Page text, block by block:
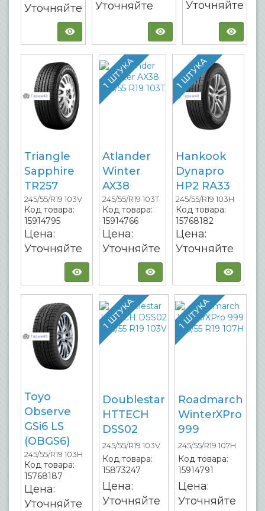
Уточняйте Уточняйте Уточняйте
Triangle
Sapphire
TR257
245/55/R19 103V
Код товара:
15914795
Цена:
Уточняйте
1 ШТУКА
Atlander
Winter
AX38
245/55/R19 103T
Код товара:
15914766
Цена:
Уточняйте
1 ШТУКА
Hankook
Dynapro
HP2 RA33
245/55/R19 103H
Код товара:
15768182
Цена:
Уточняйте
Toyo
Observe
GSi6 LS
(OBGS6)
245/55/R19 103H
Код товара:
15768187
Цена:
Уточняйте
1 ШТУКА
Doublestar
HTTECH
DSS02
245/55/R19 103V
Код товара:
15873247
Цена:
Уточняйте
1 ШТУКА
Roadmarch
WinterXPro
999
245/55/R19 107H
Код товара:
15914791
Цена:
Уточняйте